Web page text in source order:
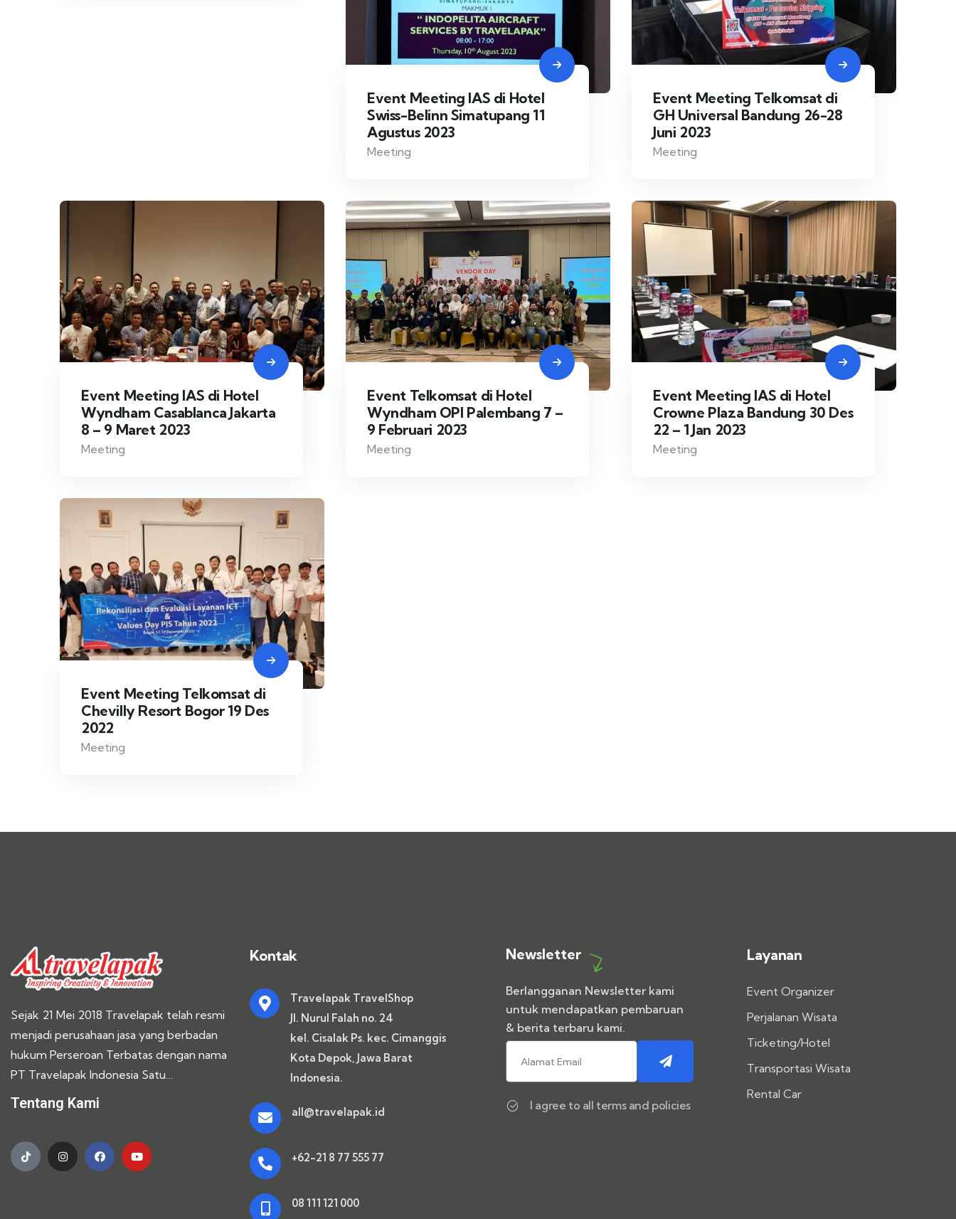
Event Meeting IAS di Hotel
Swiss-Belinn Simatupang 11
Agustus 2023
Meeting
Event Meeting Telkomsat di
GH Universal Bandung 26-28
Juni 2023
Meeting
Event Meeting IAS di Hotel
Wyndham Casablanca Jakarta
8 – 9 Maret 2023
Meeting
Event Telkomsat di Hotel
Wyndham OPI Palembang 7 –
9 Februari 2023
Meeting
Event Meeting IAS di Hotel
Crowne Plaza Bandung 30 Des
22 – 1 Jan 2023
Meeting
Event Meeting Telkomsat di
Chevilly Resort Bogor 19 Des
2022
Meeting
Sejak 21 Mei 2018 Travelapak telah resmi
menjadi perusahaan jasa yang berbadan
hukum Perseroan Terbatas dengan nama
PT Travelapak Indonesia Satu…
Tentang Kami
Kontak
Travelapak TravelShop
Jl. Nurul Falah no. 24
kel. Cisalak Ps. kec. Cimanggis
Kota Depok, Jawa Barat
Indonesia.
all@travelapak.id
+62-21 8 77 555 77
08 111 121 000
Newsletter
Berlangganan Newsletter kami
untuk mendapatkan pembaruan
& berita terbaru kami.
I agree to all terms and policies
Layanan
Event Organizer
Perjalanan Wisata
Ticketing/Hotel
Transportasi Wisata
Rental Car